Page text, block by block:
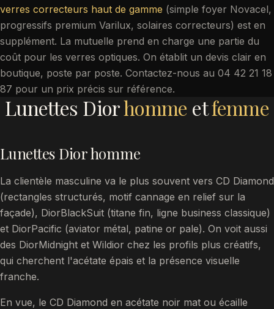
verres correcteurs haut de gamme (simple foyer Novacel,
progressifs premium Varilux, solaires correcteurs) est en
supplément. La mutuelle prend en charge une partie du
coût pour les verres optiques. On établit un devis clair en
boutique, poste par poste. Contactez-nous au 04 42 21 18
87 pour un prix précis sur référence.
Lunettes Diorhomme etfemme
Lunettes Dior homme
La clientèle masculine va le plus souvent vers CD Diamond
(rectangles structurés, motif cannage en relief sur la
façade), DiorBlackSuit (titane fin, ligne business classique)
et DiorPacific (aviator métal, patine or pale). On voit aussi
des DiorMidnight et Wildior chez les profils plus créatifs,
qui cherchent l'acétate épais et la présence visuelle
franche.
En vue, le CD Diamond en acétate noir mat ou écaille